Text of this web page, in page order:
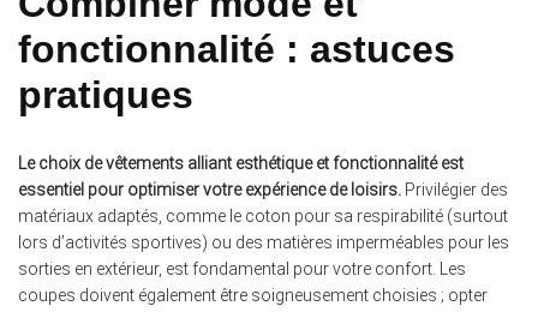
fonctionnalité : astuces
pratiques
Le choix de vêtements alliant esthétique et fonctionnalité est
essentiel pour optimiser votre expérience de loisirs. Privilégier des
matériaux adaptés, comme le coton pour sa respirabilité (surtout
lors d’activités sportives) ou des matières imperméables pour les
sorties en extérieur, est fondamental pour votre confort. Les
coupes doivent également être soigneusement choisies ; opter